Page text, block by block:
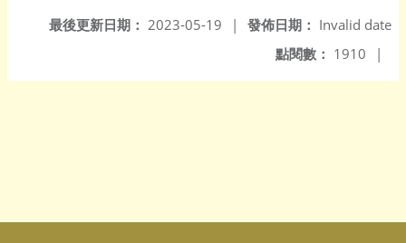
發佈日期： Invalid date
最後更新日期： 2023-05-19
|
點閱數： 1910 |